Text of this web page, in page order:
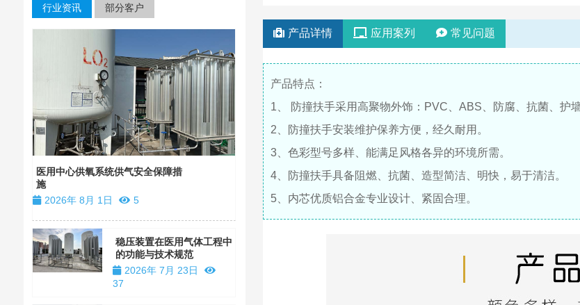
产品详情 应用案列 常见问题
产品特点：
1、 防撞扶手采用高聚物外饰：PVC、ABS、防腐、抗菌、护
2、防撞扶手安装维护保养方便，经久耐用。
3、色彩型号多样、能满足风格各异的环境所需。
4、防撞扶手具备阻燃、抗菌、造型简洁、明快，易于清洁。
5、内芯优质铝合金专业设计、紧固合理。
行业资讯 部分客户
医用中心供氧系统供气安全保障措
施
2026年 8月 1日
5
稳压装置在医用气体工程中
的功能与技术规范
2026年 7月 23日
37
四川大学华西口腔医院医用气体工程设备安
装
2026年 1月 17日